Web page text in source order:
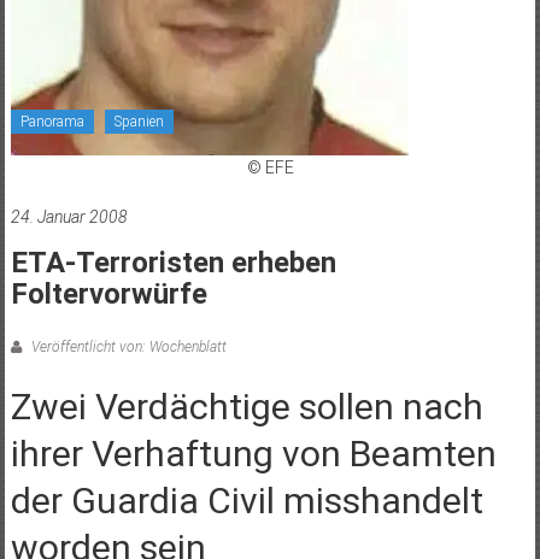
Panorama Spanien
© EFE
24. Januar 2008
ETA-Terroristen erheben
Foltervorwürfe
Veröffentlicht von: Wochenblatt
Zwei Verdächtige sollen nach
ihrer Verhaftung von Beamten
der Guardia Civil misshandelt
worden sein